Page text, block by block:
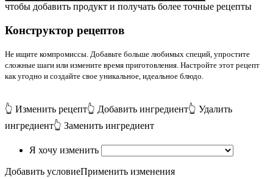
чтобы добавить продукт и получать более точные рецепты
Конструктор рецептов
Не ищите компромиссы. Добавьте больше любимых специй, упростите
сложные шаги или измените время приготовления. Настройте этот рецепт
как угодно и создайте свое уникальное, идеальное блюдо.
👆 Изменить рецепт👆 Добавить ингредиент👆 Удалить
ингредиент👆 Заменить ингредиент
Я хочу изменить
Добавить условиеПрименить изменения